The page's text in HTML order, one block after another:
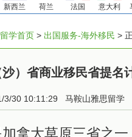
新西兰 荷兰 法国 意大利
学首页 > 出国服务-海外移民 >
）省商业移民省提名
3/30 10:11:29 马鞍山雅思留学
大草原三省之一